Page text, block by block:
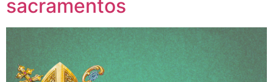
sacramentos